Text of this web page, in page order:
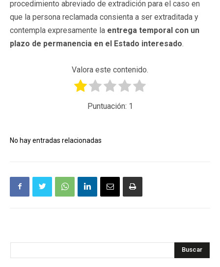
procedimiento abreviado de extradición para el caso en
que la persona reclamada consienta a ser extraditada y
contempla expresamente la entrega temporal con un
plazo de permanencia en el Estado interesado.
Valora este contenido.
Puntuación: 1
No hay entradas relacionadas
Buscar